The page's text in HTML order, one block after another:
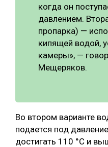
когда он
давлением.
пропарка) —
кипящей водой,
камеры», —
Мещеряков.
Во втором варианте
подается под
достигать 110 °С и